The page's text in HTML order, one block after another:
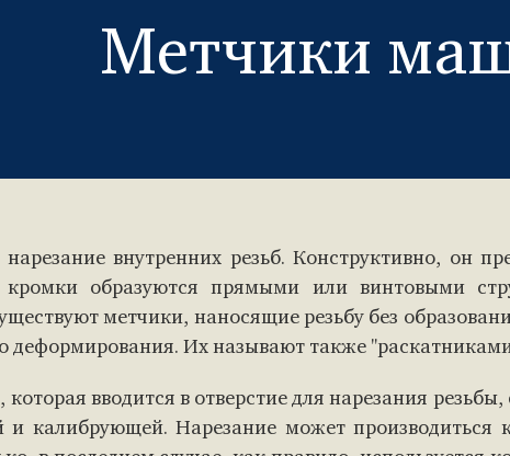
Метчики
внутренних резьб. Конструктивно, он
образуются прямыми или винтовыми
метчики, наносящие резьбу без
деформирования. Их называют также
вводится в отверстие для нарезания резьбы,
и калибрующей. Нарезание может производиться